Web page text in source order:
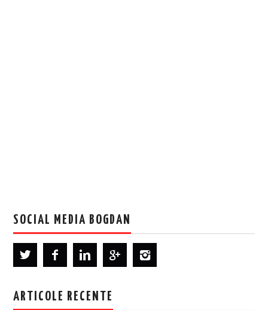
SOCIAL MEDIA BOGDAN
ARTICOLE RECENTE